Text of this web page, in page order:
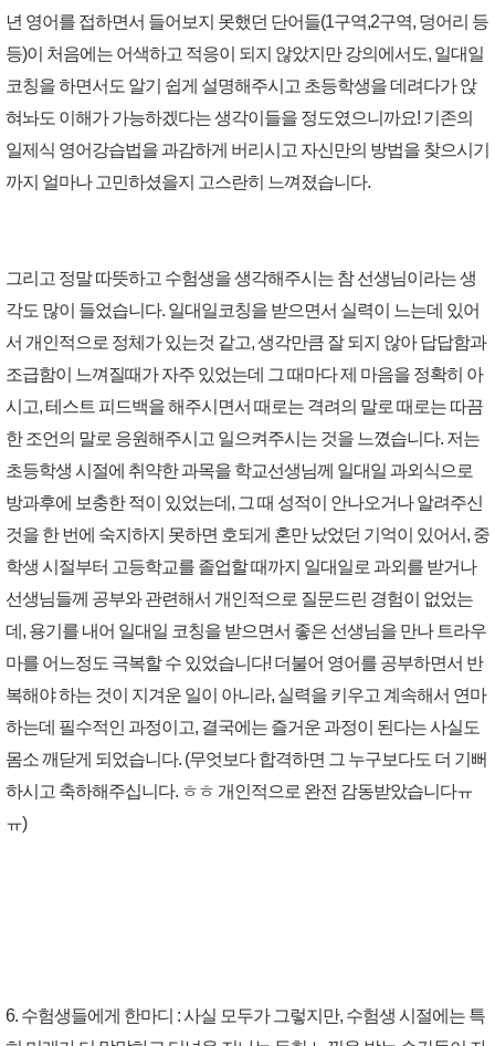
년 영어를 접하면서 들어보지 못했던 단어들(1구역,2구역, 덩어리 등
등)이 처음에는 어색하고 적응이 되지 않았지만 강의에서도, 일대일
코칭을 하면서도 알기 쉽게 설명해주시고 초등학생을 데려다가 앉
혀놔도 이해가 가능하겠다는 생각이들을 정도였으니까요! 기존의
일제식 영어강습법을 과감하게 버리시고 자신만의 방법을 찾으시기
까지 얼마나 고민하셨을지 고스란히 느껴졌습니다.
그리고 정말 따뜻하고 수험생을 생각해주시는 참 선생님이라는 생
각도 많이 들었습니다. 일대일코칭을 받으면서 실력이 느는데 있어
서 개인적으로 정체가 있는것 같고, 생각만큼 잘 되지 않아 답답함과
조급함이 느껴질때가 자주 있었는데 그 때마다 제 마음을 정확히 아
시고, 테스트 피드백을 해주시면서 때로는 격려의 말로 때로는 따끔
한 조언의 말로 응원해주시고 일으켜주시는 것을 느꼈습니다. 저는
초등학생 시절에 취약한 과목을 학교선생님께 일대일 과외식으로
방과후에 보충한 적이 있었는데, 그 때 성적이 안나오거나 알려주신
것을 한 번에 숙지하지 못하면 호되게 혼만 났었던 기억이 있어서, 중
학생 시절부터 고등학교를 졸업할 때까지 일대일로 과외를 받거나
선생님들께 공부와 관련해서 개인적으로 질문드린 경험이 없었는
데, 용기를 내어 일대일 코칭을 받으면서 좋은 선생님을 만나 트라우
마를 어느정도 극복할 수 있었습니다! 더불어 영어를 공부하면서 반
복해야 하는 것이 지겨운 일이 아니라, 실력을 키우고 계속해서 연마
하는데 필수적인 과정이고, 결국에는 즐거운 과정이 된다는 사실도
몸소 깨닫게 되었습니다. (무엇보다 합격하면 그 누구보다도 더 기뻐
하시고 축하해주십니다. ㅎㅎ 개인적으로 완전 감동받았습니다ㅠ
ㅠ)
6. 수험생들에게 한마디 : 사실 모두가 그렇지만, 수험생 시절에는 특